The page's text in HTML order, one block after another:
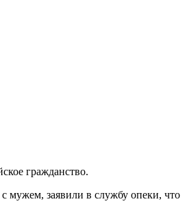
гражданство.
мужем, заявили в службу опеки, что